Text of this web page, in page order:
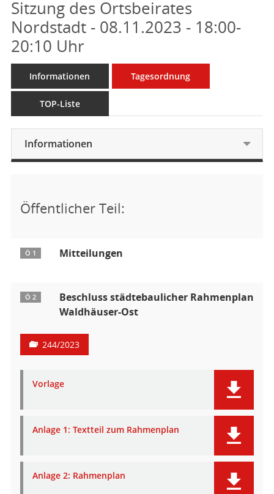
Sitzung des Ortsbeirates
Nordstadt - 08.11.2023 - 18:00-
20:10 Uhr
Informationen Tagesordnung
TOP-Liste
Informationen
Öffentlicher Teil:
Ö 1 Mitteilungen
Ö 2
Beschluss städtebaulicher Rahmenplan
Waldhäuser-Ost
244/2023
Vorlage
Anlage 1: Textteil zum Rahmenplan
Anlage 2: Rahmenplan